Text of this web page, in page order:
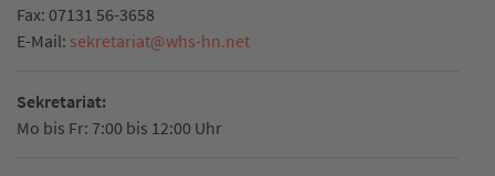
Fax: 07131 56-3658
E-Mail: sekretariat@whs-hn.net
Sekretariat:
Mo bis Fr: 7:00 bis 12:00 Uhr